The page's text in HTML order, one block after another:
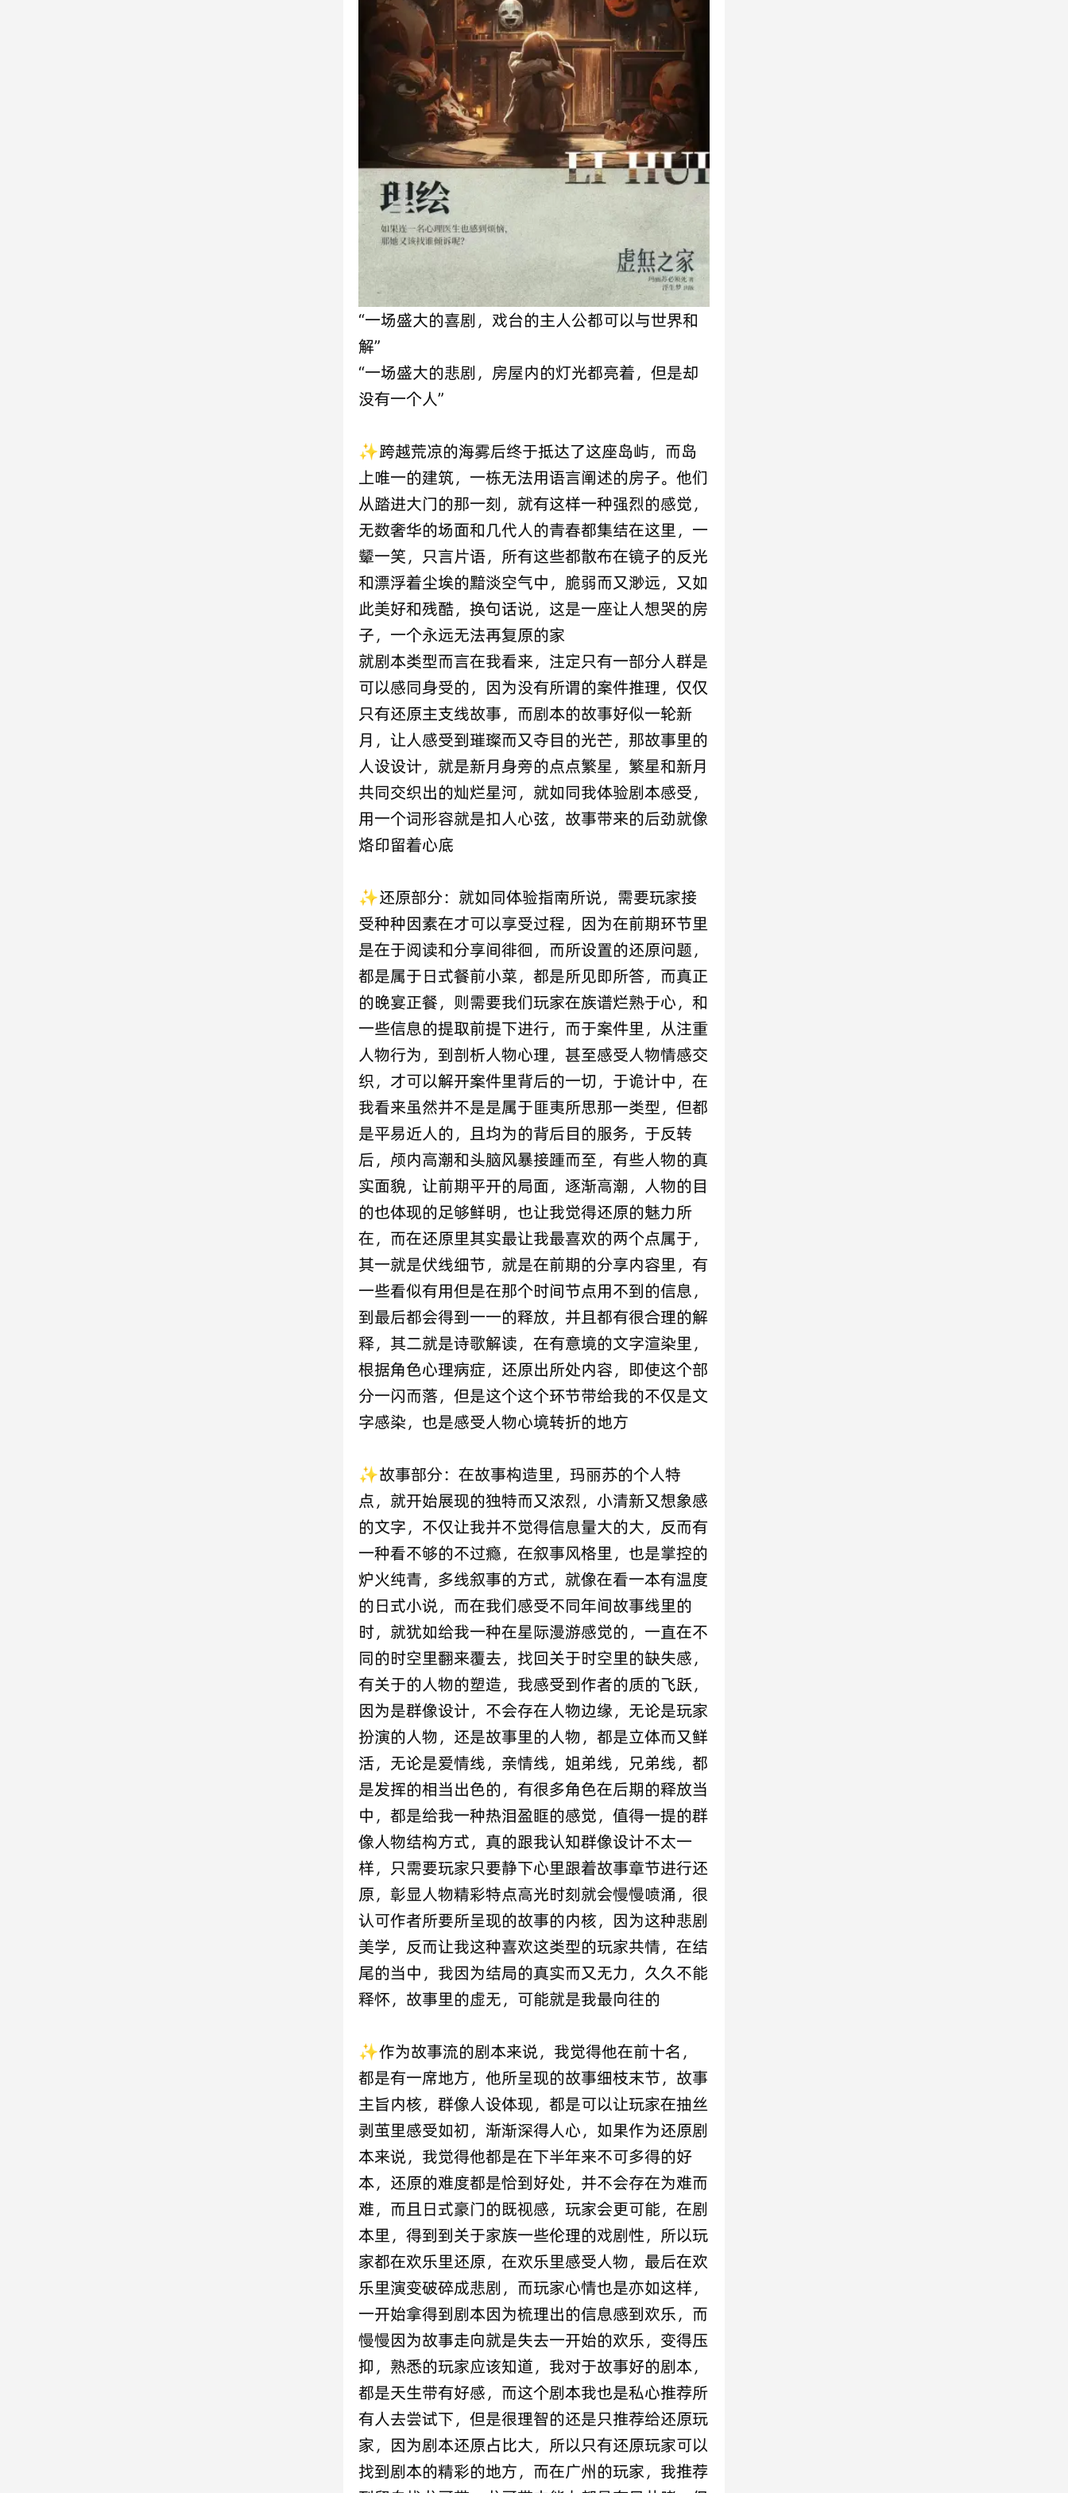
“一场盛大的喜剧，戏台的主人公都可以与世界和
解”
“一场盛大的悲剧，房屋内的灯光都亮着，但是却
没有一个人”
✨跨越荒凉的海雾后终于抵达了这座岛屿，而岛
上唯一的建筑，一栋无法用语言阐述的房子。他们
从踏进大门的那一刻，就有这样一种强烈的感觉，
无数奢华的场面和几代人的青春都集结在这里，一
颦一笑，只言片语，所有这些都散布在镜子的反光
和漂浮着尘埃的黯淡空气中，脆弱而又渺远，又如
此美好和残酷，换句话说，这是一座让人想哭的房
子，一个永远无法再复原的家
就剧本类型而言在我看来，注定只有一部分人群是
可以感同身受的，因为没有所谓的案件推理，仅仅
只有还原主支线故事，而剧本的故事好似一轮新
月，让人感受到璀璨而又夺目的光芒，那故事里的
人设设计，就是新月身旁的点点繁星，繁星和新月
共同交织出的灿烂星河，就如同我体验剧本感受，
用一个词形容就是扣人心弦，故事带来的后劲就像
烙印留着心底
✨还原部分：就如同体验指南所说，需要玩家接
受种种因素在才可以享受过程，因为在前期环节里
是在于阅读和分享间徘徊，而所设置的还原问题，
都是属于日式餐前小菜，都是所见即所答，而真正
的晚宴正餐，则需要我们玩家在族谱烂熟于心，和
一些信息的提取前提下进行，而于案件里，从注重
人物行为，到剖析人物心理，甚至感受人物情感交
织，才可以解开案件里背后的一切，于诡计中，在
我看来虽然并不是是属于匪夷所思那一类型，但都
是平易近人的，且均为的背后目的服务，于反转
后，颅内高潮和头脑风暴接踵而至，有些人物的真
实面貌，让前期平开的局面，逐渐高潮，人物的目
的也体现的足够鲜明，也让我觉得还原的魅力所
在，而在还原里其实最让我最喜欢的两个点属于，
其一就是伏线细节，就是在前期的分享内容里，有
一些看似有用但是在那个时间节点用不到的信息，
到最后都会得到一一的释放，并且都有很合理的解
释，其二就是诗歌解读，在有意境的文字渲染里，
根据角色心理病症，还原出所处内容，即使这个部
分一闪而落，但是这个这个环节带给我的不仅是文
字感染，也是感受人物心境转折的地方
✨故事部分：在故事构造里，玛丽苏的个人特
点，就开始展现的独特而又浓烈，小清新又想象感
的文字，不仅让我并不觉得信息量大的大，反而有
一种看不够的不过瘾，在叙事风格里，也是掌控的
炉火纯青，多线叙事的方式，就像在看一本有温度
的日式小说，而在我们感受不同年间故事线里的
时，就犹如给我一种在星际漫游感觉的，一直在不
同的时空里翻来覆去，找回关于时空里的缺失感，
有关于的人物的塑造，我感受到作者的质的飞跃，
因为是群像设计，不会存在人物边缘，无论是玩家
扮演的人物，还是故事里的人物，都是立体而又鲜
活，无论是爱情线，亲情线，姐弟线，兄弟线，都
是发挥的相当出色的，有很多角色在后期的释放当
中，都是给我一种热泪盈眶的感觉，值得一提的群
像人物结构方式，真的跟我认知群像设计不太一
样，只需要玩家只要静下心里跟着故事章节进行还
原，彰显人物精彩特点高光时刻就会慢慢喷涌，很
认可作者所要所呈现的故事的内核，因为这种悲剧
美学，反而让我这种喜欢这类型的玩家共情，在结
尾的当中，我因为结局的真实而又无力，久久不能
释怀，故事里的虚无，可能就是我最向往的
✨作为故事流的剧本来说，我觉得他在前十名，
都是有一席地方，他所呈现的故事细枝末节，故事
主旨内核，群像人设体现，都是可以让玩家在抽丝
剥茧里感受如初，渐渐深得人心，如果作为还原剧
本来说，我觉得他都是在下半年来不可多得的好
本，还原的难度都是恰到好处，并不会存在为难而
难，而且日式豪门的既视感，玩家会更可能，在剧
本里，得到到关于家族一些伦理的戏剧性，所以玩
家都在欢乐里还原，在欢乐里感受人物，最后在欢
乐里演变破碎成悲剧，而玩家心情也是亦如这样，
一开始拿得到剧本因为梳理出的信息感到欢乐，而
慢慢因为故事走向就是失去一开始的欢乐，变得压
抑，熟悉的玩家应该知道，我对于故事好的剧本，
都是天生带有好感，而这个剧本我也是私心推荐所
有人去尝试下，但是很理智的还是只推荐给还原玩
家，因为剧本还原占比大，所以只有还原玩家可以
找到剧本的精彩的地方，而在广州的玩家，我推荐